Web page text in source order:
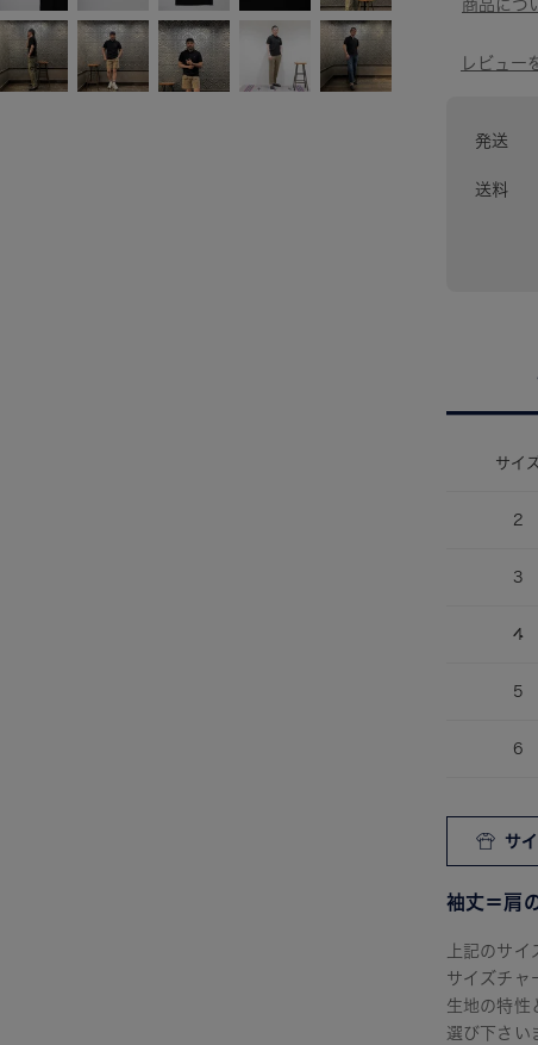
発送
送料
サイ
2
3
4
5
6
サ
袖丈＝肩
上記のサ
サイズチャ
生地の特性
選び下さい